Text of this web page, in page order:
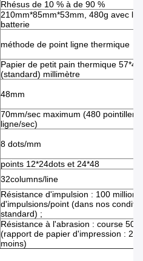
Rhésus de 10 % à de 90 %
210mm*85mm*53mm, 480g avec la
batterie
méthode de point ligne thermique
Papier de petit pain thermique 57*40
(standard) millimètre
48mm
70mm/sec maximum (480 pointillent
ligne/sec)
8 dots/mm
points 12*24dots et 24*48
32columns/line
Résistance d'impulsion : 100 millions
d'impulsions/point (dans nos
standard) ;
Résistance à l'abrasion : course
(rapport de papier d'impression :
moins)